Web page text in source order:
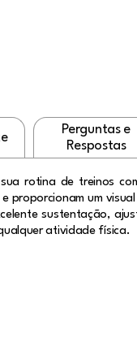
Perguntas e
Respostas
rotina de treinos
proporcionam um
sustentação,
atividade física.